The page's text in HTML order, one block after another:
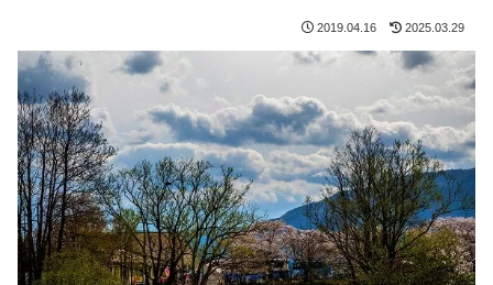
2019.04.16 2025.03.29